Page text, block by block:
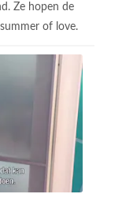
Ze hopen de
of love.